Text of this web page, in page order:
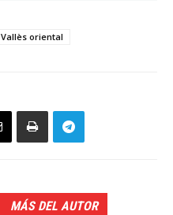
Vallès oriental
MÁS DEL AUTOR